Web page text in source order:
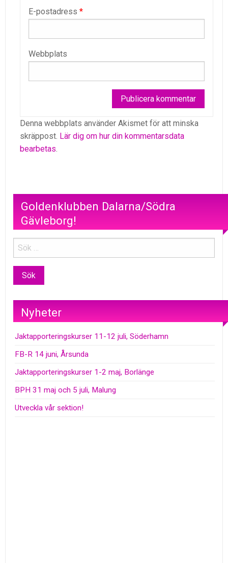
E-postadress *
Webbplats
Denna webbplats använder Akismet för att minska
skräppost. Lär dig om hur din kommentarsdata
bearbetas.
Goldenklubben Dalarna/Södra
Gävleborg!
Nyheter
Jaktapporteringskurser 11-12 juli, Söderhamn
FB-R 14 juni, Årsunda
Jaktapporteringskurser 1-2 maj, Borlänge
BPH 31 maj och 5 juli, Malung
Utveckla vår sektion!